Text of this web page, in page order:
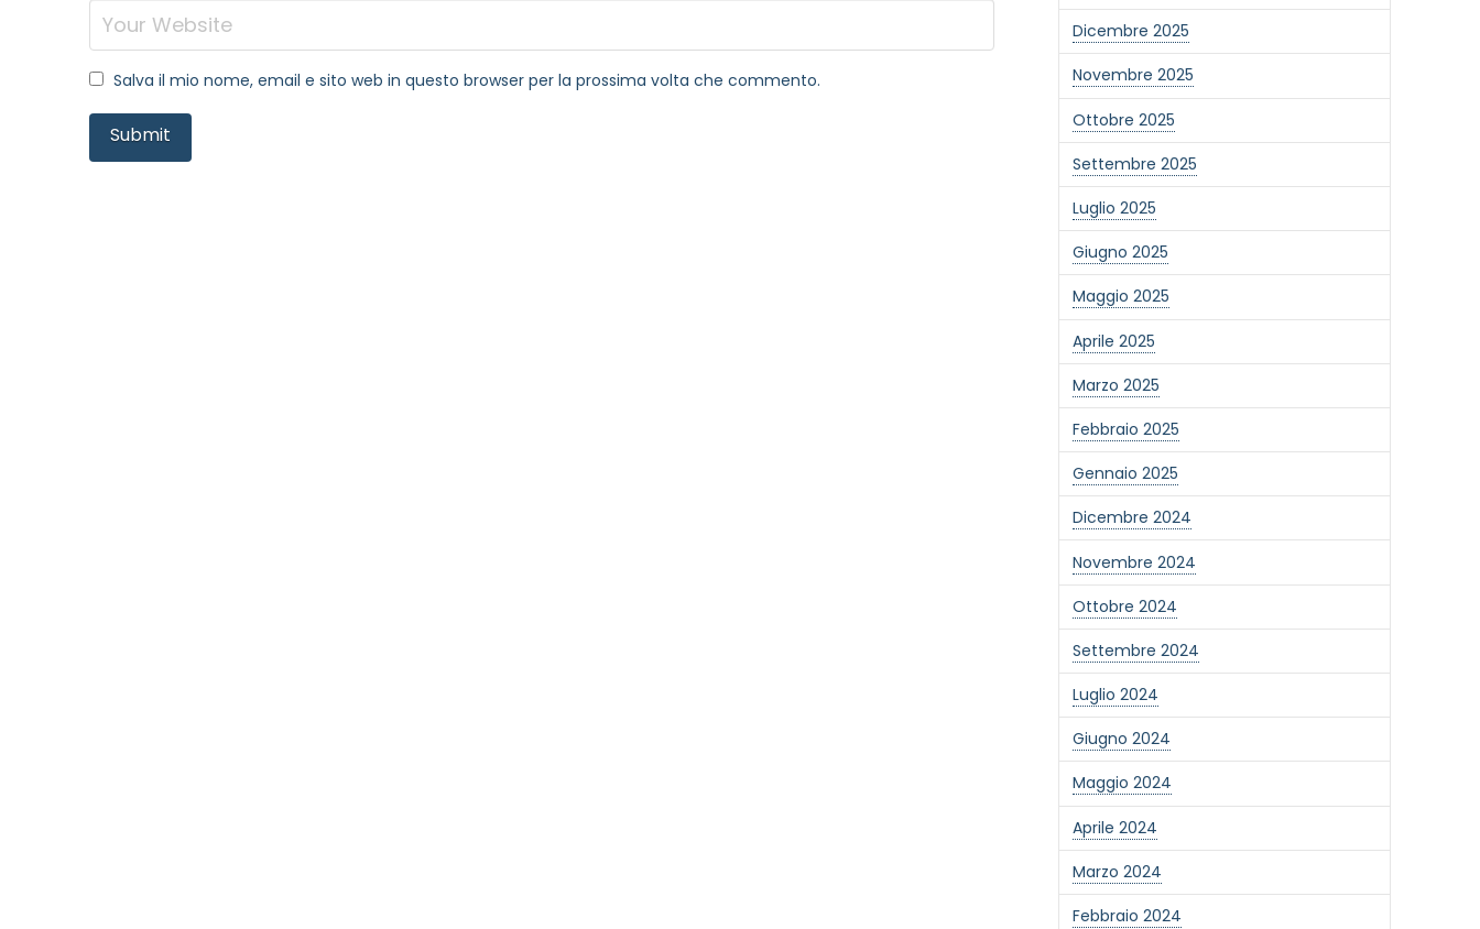
Salva il mio nome, email e sito web in questo browser per la prossima volta che commento.
Dicembre 2025
Novembre 2025
Ottobre 2025
Settembre 2025
Luglio 2025
Giugno 2025
Maggio 2025
Aprile 2025
Marzo 2025
Febbraio 2025
Gennaio 2025
Dicembre 2024
Novembre 2024
Ottobre 2024
Settembre 2024
Luglio 2024
Giugno 2024
Maggio 2024
Aprile 2024
Marzo 2024
Febbraio 2024